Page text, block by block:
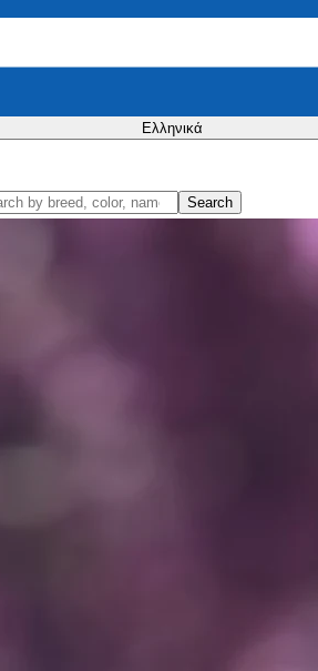
Ελληνικά
Search